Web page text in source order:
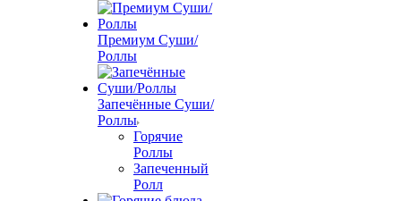
Премиум Суши/
Роллы
Запечённые Cуши/
Роллы
Горячие
Роллы
Запеченный
Ролл